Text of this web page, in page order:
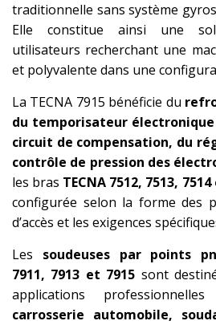
traditionnelle sans système
Elle constitue ainsi une
utilisateurs recherchant une
et polyvalente dans une
La TECNA 7915 bénéficie du
du temporisateur électronique
circuit de compensation, du
contrôle de pression des
les bras TECNA 7512, 7513,
configurée selon la forme des
d’accès et les exigences
Les soudeuses par points
7911, 7913 et 7915 sont
applications
carrosserie automobile,